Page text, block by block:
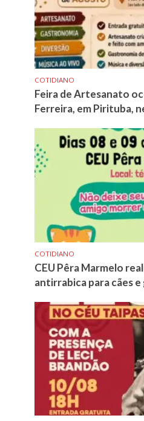
COTIDIANO
Feira de Artesanato
Ferreira, em Pirituba,
COTIDIANO
CEU Pêra Marmelo
antirrabica para cães